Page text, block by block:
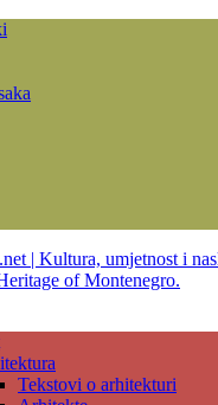
Tekstovi o arhitekturi